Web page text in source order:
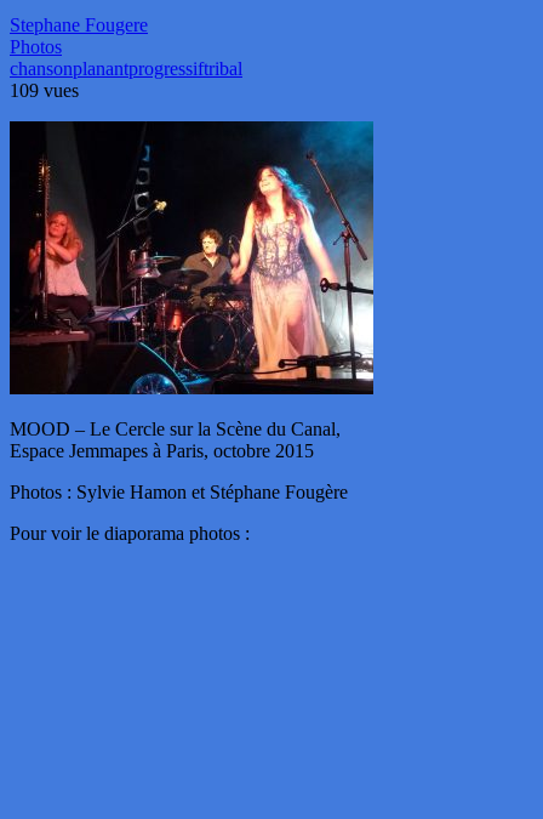
Stephane Fougere
Photos
chansonplanantprogressiftribal
109 vues
MOOD – Le Cercle sur la Scène du Canal,
Espace Jemmapes à Paris, octobre 2015
Photos : Sylvie Hamon et Stéphane Fougère
Pour voir le diaporama photos :